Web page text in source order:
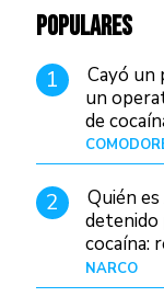
POPULARES
1
Cayó un
un
de
2
Quién
detenido
cocaína:
judiciales
NARCO